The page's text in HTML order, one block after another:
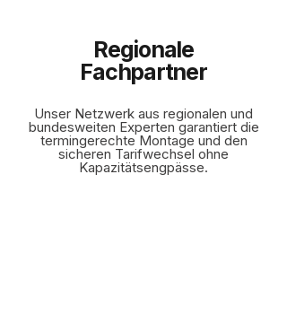
Regionale
Fachpartner
Unser Netzwerk aus regionalen und
bundesweiten Experten garantiert die
termingerechte Montage und den
sicheren Tarifwechsel ohne
Kapazitätsengpässe.